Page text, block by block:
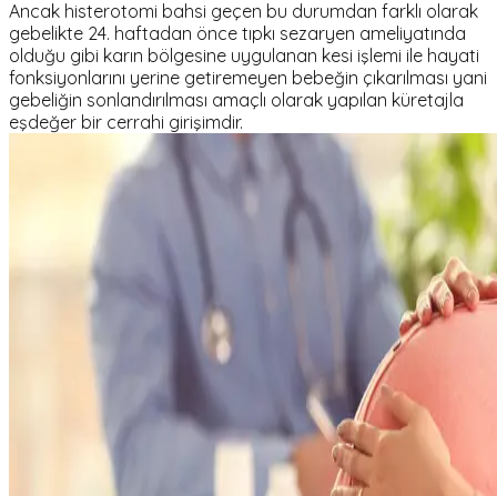
Ancak histerotomi bahsi geçen bu durumdan farklı olarak
gebelikte 24. haftadan önce tıpkı sezaryen ameliyatında
olduğu gibi karın bölgesine uygulanan kesi işlemi ile hayati
fonksiyonlarını yerine getiremeyen bebeğin çıkarılması yani
gebeliğin sonlandırılması amaçlı olarak yapılan küretajla
eşdeğer bir cerrahi girişimdir.